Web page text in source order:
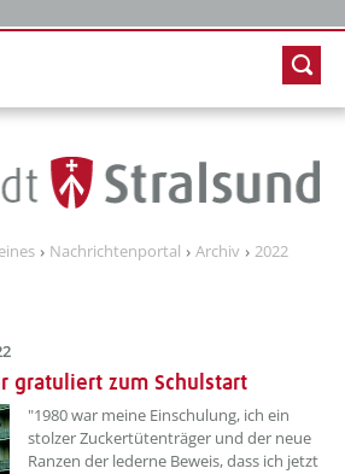
Nachrichtenportal Archiv
2022
gratuliert zum Schulstart
??? absaetzeOben[1]/titel ???
"1980 war meine Einschulung, ich ein
stolzer Zuckertütenträger und der neue
Ranzen der lederne Beweis, dass ich jetzt